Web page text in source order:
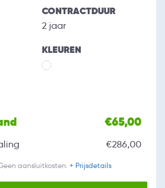
CONTRACTDUUR
2 jaar
KLEUREN
€65,00
€286,00
aansluitkosten. + Prijsdetails